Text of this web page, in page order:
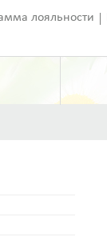
лояльности